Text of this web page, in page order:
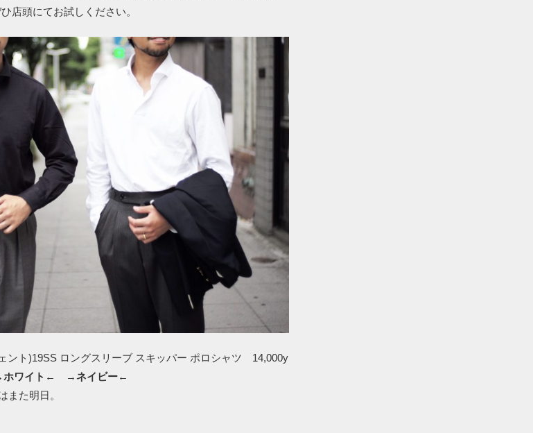
店頭にてお試しください。
ント)19SS ロングスリーブ スキッパー ポロシャツ 14,000y
ホワイト ← →ネイビー←
また明日。